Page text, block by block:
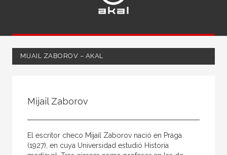
MIJAIL ZABOROV – AKAL
Coordinador
Mijail Zaborov
El escritor checo Mijail Zaborov nació en Praga
(1927), en cuya Universidad estudió Historia